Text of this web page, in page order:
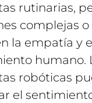
rutinarias,
complejas
la empatía y
humano.
robóticas
el